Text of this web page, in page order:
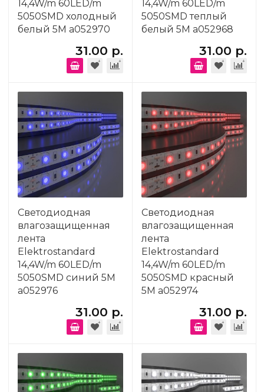
14,4W/m 60LED/m
5050SMD холодный
белый 5M a052970
31.00 р.
14,4W/m 60LED/m
5050SMD теплый
белый 5M a052968
31.00 р.
Светодиодная
влагозащищенная
лента
Elektrostandard
14,4W/m 60LED/m
5050SMD синий 5M
a052976
31.00 р.
Светодиодная
влагозащищенная
лента
Elektrostandard
14,4W/m 60LED/m
5050SMD красный
5M a052974
31.00 р.